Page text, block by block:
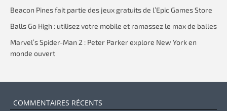
Beacon Pines fait partie des jeux gratuits de l’Epic Games Store
Balls Go High : utilisez votre mobile et ramassez le max de balles
Marvel’s Spider-Man 2 : Peter Parker explore New York en
monde ouvert
COMMENTAIRES RÉCENTS